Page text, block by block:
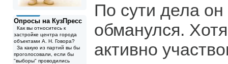
Опросы на КузПресс
Как вы относитесь к
застройке центра города
объектами А. Н. Говора?
За какую из партий вы бы
проголосовали, если бы
"выборы" проводились
По сути дела он
обманулся.
активно